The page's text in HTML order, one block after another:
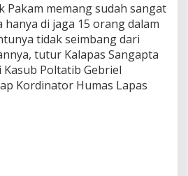
Pakam memang sudah sangat
di jaga 15 orang dalam
tidak seimbang dari
tutur Kalapas Sangapta
Poltatib Gebriel
Kordinator Humas Lapas